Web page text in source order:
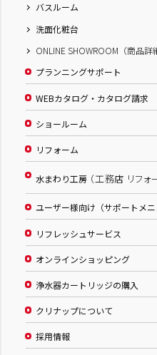
バスルーム
洗面化粧台
ONLINE SHOWROOM（商品詳
プランニングサポート
WEBカタログ・カタログ請求
ショールーム
リフォーム
水まわり工房 （工務店 リフォ
ユーザー様向け（サポートメニ
リフレッシュサービス
オンラインショッピング
浄水器カートリッジの購入
クリナップについて
採用情報